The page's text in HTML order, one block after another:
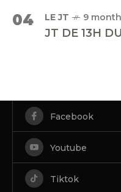
04 LE JT 9
JT DE 13H
Facebook
Youtube
Tiktok